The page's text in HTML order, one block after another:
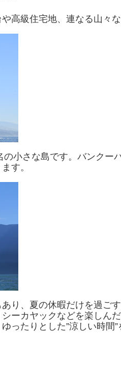
高級住宅地、連なる山々
小さな島です。バンクー
す。
り、夏の休暇だけを過ご
ーカヤックなどを楽しん
ったりとした”涼しい時間”